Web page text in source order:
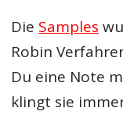
Die Samples
Robin
Du eine Note
klingt sie